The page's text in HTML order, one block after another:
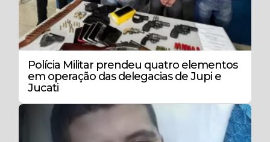
Polícia Militar prendeu quatro elementos
em operação das delegacias de Jupi e
Jucati